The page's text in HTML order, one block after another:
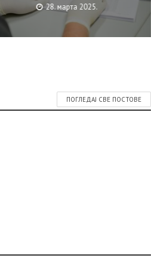
28. марта 2025.
ПОГЛЕДАЈ СВЕ ПОСТОВЕ